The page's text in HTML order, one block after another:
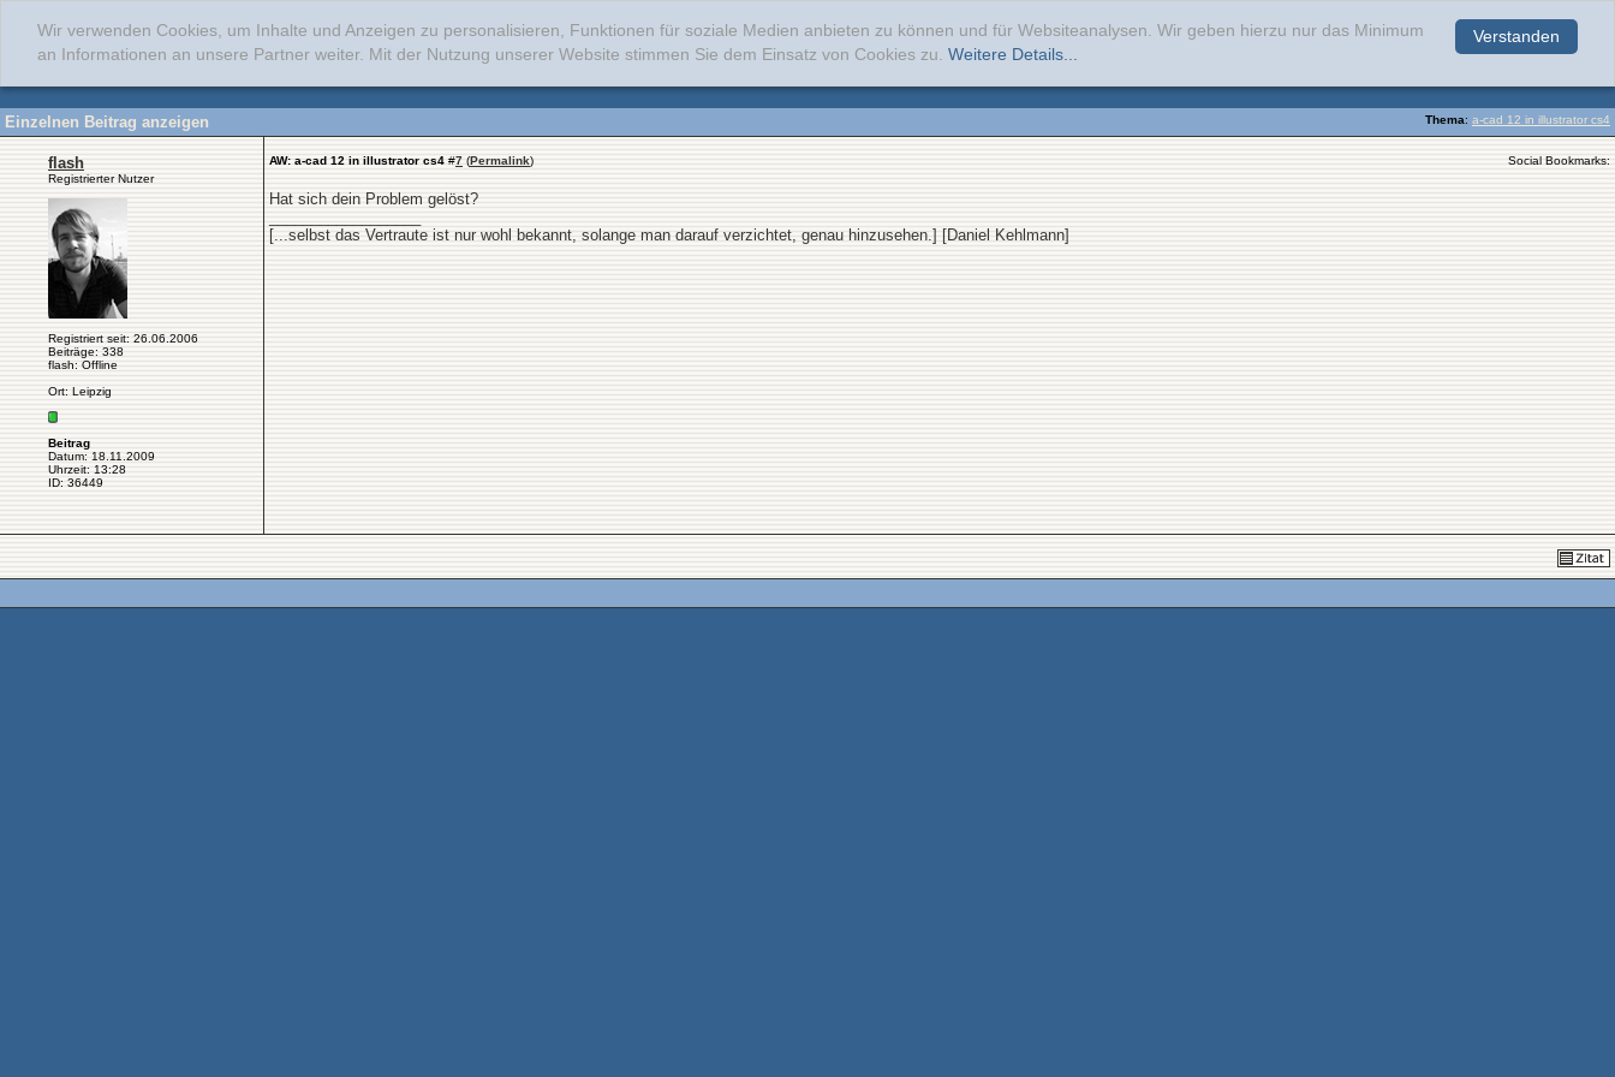
Verstanden
Wir verwenden Cookies, um Inhalte und Anzeigen zu personalisieren, Funktionen für soziale Medien anbieten zu können und für Websiteanalysen. Wir geben hierzu nur das Minimum
an Informationen an unsere Partner weiter. Mit der Nutzung unserer Website stimmen Sie dem Einsatz von Cookies zu. Weitere Details...
Thema: a-cad 12 in illustrator cs4
Einzelnen Beitrag anzeigen
flash
Registrierter Nutzer
Registriert seit: 26.06.2006
Beiträge: 338
flash: Offline
Ort: Leipzig
Beitrag
Datum: 18.11.2009
Uhrzeit: 13:28
ID: 36449
AW: a-cad 12 in illustrator cs4 #7 (Permalink) Social Bookmarks:
Hat sich dein Problem gelöst?
[...selbst das Vertraute ist nur wohl bekannt, solange man darauf verzichtet, genau hinzusehen.] [Daniel Kehlmann]